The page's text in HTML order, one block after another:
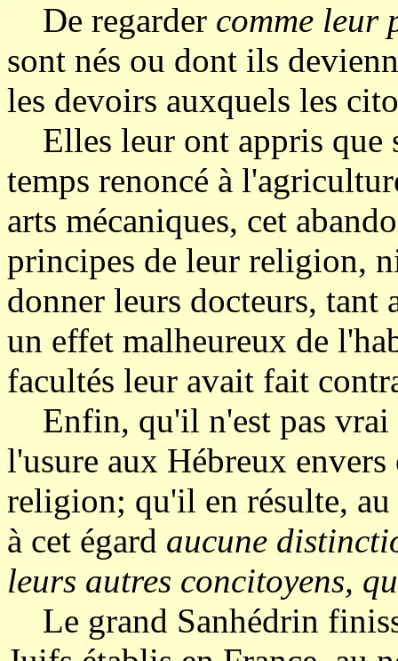
De regarder comme leur
sont nés ou dont ils
les devoirs auxquels les
Elles leur ont appris que
temps renoncé à
arts mécaniques, cet
principes de leur religion,
donner leurs docteurs, tant
un effet malheureux de
facultés leur avait fait
Enfin, qu'il n'est pas vrai
l'usure aux Hébreux
religion; qu'il en résulte, au
à cet égard aucune
leurs autres concitoyens,
Le grand Sanhédrin